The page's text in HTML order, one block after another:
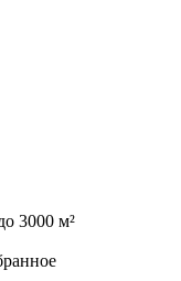
3000 м²